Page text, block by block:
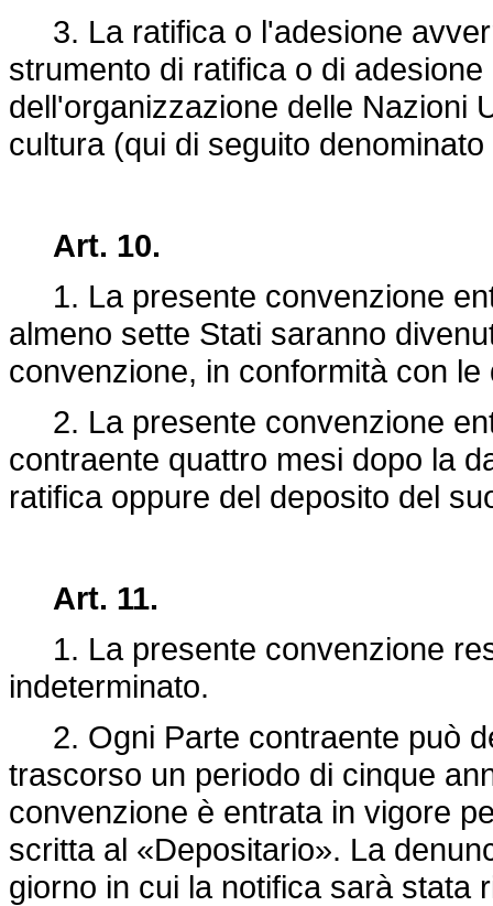
3. La ratifica o l'adesione
strumento di ratifica o di
dell'organizzazione delle Nazioni
cultura (qui di seguito
Art. 10.
1. La presente convenzione
almeno sette Stati saranno
convenzione, in conformità con
2. La presente convenzione
contraente quattro mesi dopo la
ratifica oppure del deposito del
Art. 11.
1. La presente convenzione
indeterminato.
2. Ogni Parte contraente può
trascorso un periodo di cinque
convenzione è entrata in vigore
scritta al «Depositario». La
giorno in cui la notifica sarà stata